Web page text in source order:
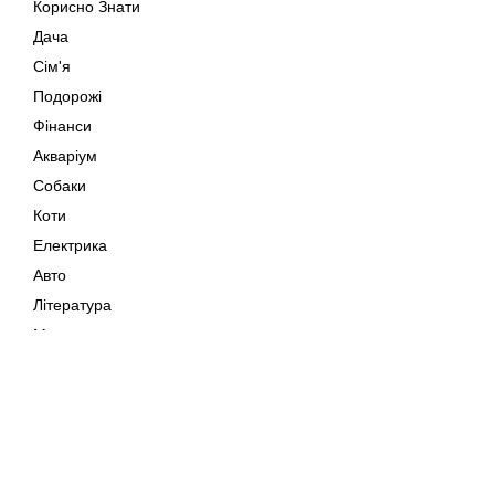
Корисно Знати
Дача
Сім'я
Подорожі
Фінанси
Акваріум
Собаки
Коти
Електрика
Авто
Література
Музика